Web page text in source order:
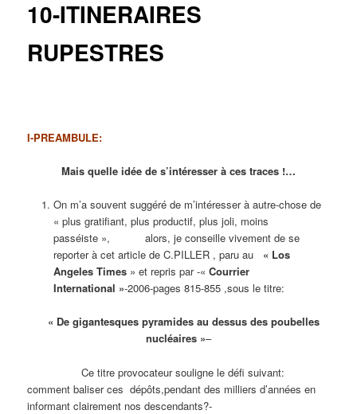
10-ITINERAIRES
RUPESTRES
I-PREAMBULE:
Mais quelle idée de s’intéresser à ces traces !…
On m’a souvent suggéré de m’intéresser à autre-chose de
« plus gratifiant, plus productif, plus joli, moins
passéiste », alors, je conseille vivement de se
reporter à cet article de C.PILLER , paru au « Los
Angeles Times» et repris par -« Courrier
International »-2006-pages 815-855 ,sous le titre:
« De gigantesques pyramides au dessus des poubelles
nucléaires »–
Ce titre provocateur souligne le défi suivant:
comment baliser ces dépôts,pendant des milliers d’années en
informant clairement nos descendants?-